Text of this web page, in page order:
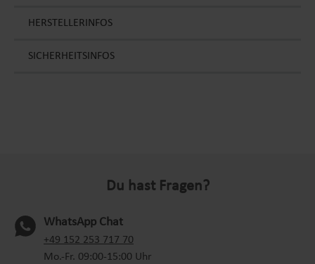
HERSTELLERINFOS
SICHERHEITSINFOS
Du hast Fragen?
WhatsApp Chat
+49 152 253 717 70
Mo.-Fr. 09:00-15:00 Uhr